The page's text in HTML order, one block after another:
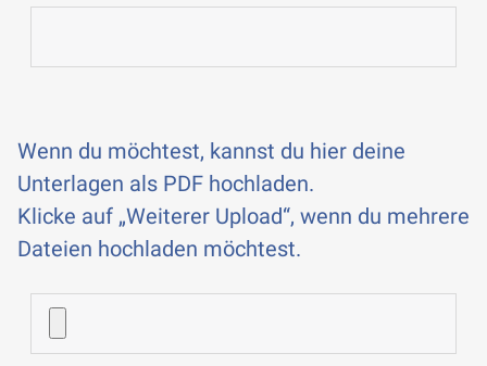
Wenn du möchtest, kannst du hier deine
Unterlagen als PDF hochladen.
Klicke auf „Weiterer Upload“, wenn du mehrere
Dateien hochladen möchtest.